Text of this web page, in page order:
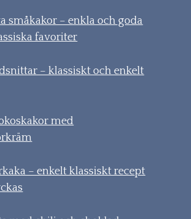
småkakor – enkla och goda
favoriter
– klassiskt och enkelt
med
– enkelt klassiskt recept